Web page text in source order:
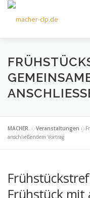
Zum
springen
ÜBER UNS
TERMINE
KONTAKT
MACHER. »Veranstaltungen »
anschließendem Vortrag
Frühstück mit